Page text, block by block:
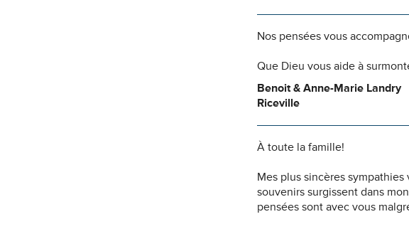
Nos pensées vous
Que Dieu vous aide à
Benoit & Anne-Marie Landry
Riceville
À toute la famille!
Mes plus sincères
souvenirs surgissent dans
pensées sont avec vous